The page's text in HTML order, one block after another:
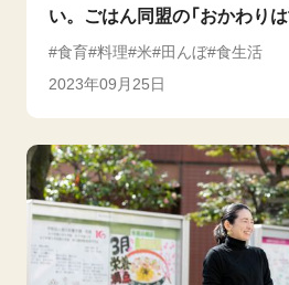
い。ごはん同盟の「おかわりは
食育 料理 米 田んぼ 食生活
2023年09月25日